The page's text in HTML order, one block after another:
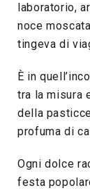
laboratorio,
noce
tingeva di
È in
tra la misura
della
profuma di
Ogni dolce
festa